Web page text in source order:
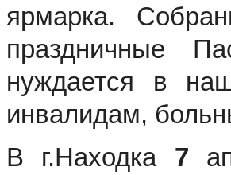
ярмарка.
праздничные
нуждается в
инвалидам,
В г.Находка 7